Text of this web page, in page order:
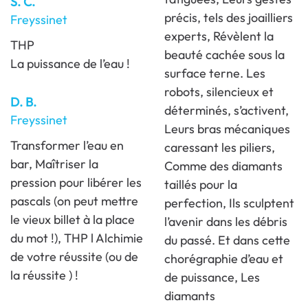
précis, tels des joailliers
experts, Révèlent la
beauté cachée sous la
surface terne. Les
robots, silencieux et
déterminés, s’activent,
Leurs bras mécaniques
caressant les piliers,
Comme des diamants
taillés pour la
perfection, Ils sculptent
l’avenir dans les débris
du passé. Et dans cette
chorégraphie d’eau et
de puissance, Les
diamants
Freyssinet
THP
La puissance de l’eau !
D. B.
Freyssinet
Transformer l’eau en
bar, Maîtriser la
pression pour libérer les
pascals (on peut mettre
le vieux billet à la place
du mot !), THP l Alchimie
de votre réussite (ou de
la réussite ) !